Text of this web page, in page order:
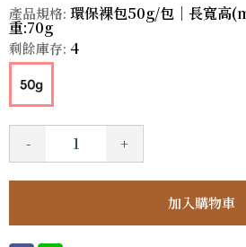
產品規格: 環保裸包50g/包｜長寬高
重:70g
剩餘庫存: 4
- +